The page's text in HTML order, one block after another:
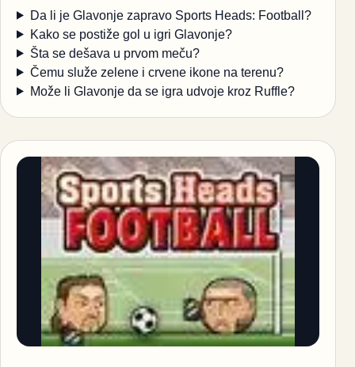
Da li je Glavonje zapravo Sports Heads: Football?
Kako se postiže gol u igri Glavonje?
Šta se dešava u prvom meču?
Čemu služe zelene i crvene ikone na terenu?
Može li Glavonje da se igra udvoje kroz Ruffle?